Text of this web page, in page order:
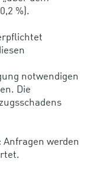
%).
notwendigen
Die
Anfragen werden